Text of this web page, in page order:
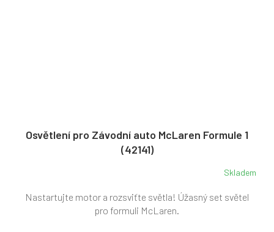
Osvětlení pro Závodní auto McLaren Formule 1
(42141)
Skladem
Nastartujte motor a rozsviťte světla! Úžasný set světel
pro formuli McLaren.